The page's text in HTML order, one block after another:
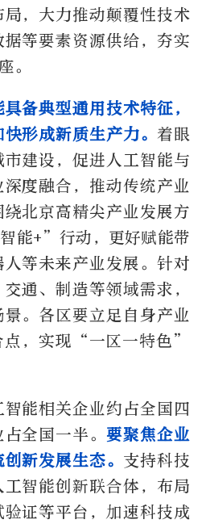
，大力推动颠覆性技术
等要素资源供给，夯实
。
备典型通用技术特征，
形成新质生产力。着眼
建设，促进人工智能与
度融合，推动传统产业
北京高精尖产业发展方
能+”行动，更好赋能带
等未来产业发展。针对
通、制造等领域需求，
。各区要立足自身产业
点，实现“一区一特色”
能相关企业约占全国四
全国一半。 要聚焦企业
新发展生态。 支持科技
智能创新联合体，布局
证等平台，加速科技成